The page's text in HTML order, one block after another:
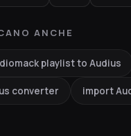
ANCHE
playlist to Audius
converter import